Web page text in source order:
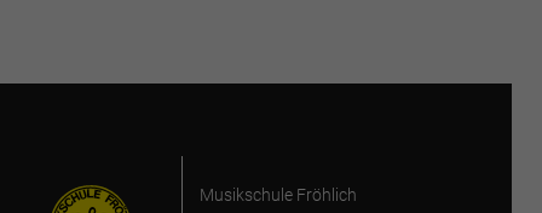
Musikschule Fröhlich